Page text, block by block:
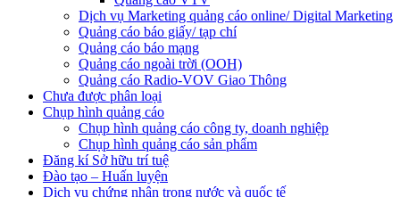
Dịch vụ Marketing quảng cáo online/ Digital Marketing
Quảng cáo báo giấy/ tạp chí
Quảng cáo báo mạng
Quảng cáo ngoài trời (OOH)
Quảng cáo Radio-VOV Giao Thông
Chưa được phân loại
Chụp hình quảng cáo
Chụp hình quảng cáo công ty, doanh nghiệp
Chụp hình quảng cáo sản phẩm
Đăng kí Sở hữu trí tuệ
Đào tạo – Huấn luyện
Dịch vụ chứng nhận trong nước và quốc tế